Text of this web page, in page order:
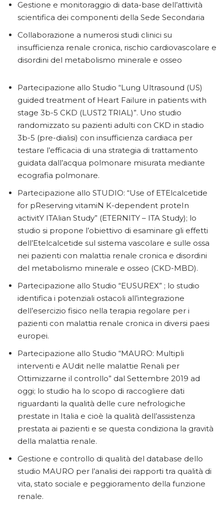
Gestione e monitoraggio di data-base dell’attività
scientifica dei componenti della Sede Secondaria
Collaborazione a numerosi studi clinici su
insufficienza renale cronica, rischio cardiovascolare e
disordini del metabolismo minerale e osseo
Partecipazione allo Studio “Lung Ultrasound (US)
guided treatment of Heart Failure in patients with
stage 3b-5 CKD (LUST2 TRIAL)”. Uno studio
randomizzato su pazienti adulti con CKD in stadio
3b-5 (pre-dialisi) con insufficienza cardiaca per
testare l’efficacia di una strategia di trattamento
guidata dall’acqua polmonare misurata mediante
ecografia polmonare.
Partecipazione allo STUDIO: “Use of ETElcalcetide
for pReserving vitamiN K-dependent proteIn
activitY ITAlian Study” (ETERNITY – ITA Study); lo
studio si propone l’obiettivo di esaminare gli effetti
dell’Etelcalcetide sul sistema vascolare e sulle ossa
nei pazienti con malattia renale cronica e disordini
del metabolismo minerale e osseo (CKD-MBD).
Partecipazione allo Studio “EUSUREX” ; lo studio
identifica i potenziali ostacoli all’integrazione
dell’esercizio fisico nella terapia regolare per i
pazienti con malattia renale cronica in diversi paesi
europei.
Partecipazione allo Studio “MAURO: Multipli
interventi e AUdit nelle malattie Renali per
Ottimizzarne il controllo” dal Settembre 2019 ad
oggi; lo studio ha lo scopo di raccogliere dati
riguardanti la qualità delle cure nefrologiche
prestate in Italia e cioè la qualità dell’assistenza
prestata ai pazienti e se questa condiziona la gravità
della malattia renale.
Gestione e controllo di qualità del database dello
studio MAURO per l’analisi dei rapporti tra qualità di
vita, stato sociale e peggioramento della funzione
renale.